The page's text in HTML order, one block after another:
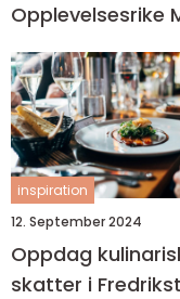
Opplevelsesrike
inspiration
12. September 2024
Oppdag
skatter i